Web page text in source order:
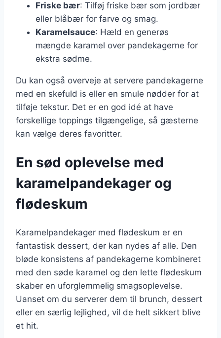
Friske bær: Tilføj friske bær som jordbær
eller blåbær for farve og smag.
Karamelsauce: Hæld en generøs
mængde karamel over pandekagerne for
ekstra sødme.
Du kan også overveje at servere pandekagerne
med en skefuld is eller en smule nødder for at
tilføje tekstur. Det er en god idé at have
forskellige toppings tilgængelige, så gæsterne
kan vælge deres favoritter.
En sød oplevelse med
karamelpandekager og
flødeskum
Karamelpandekager med flødeskum er en
fantastisk dessert, der kan nydes af alle. Den
bløde konsistens af pandekagerne kombineret
med den søde karamel og den lette flødeskum
skaber en uforglemmelig smagsoplevelse.
Uanset om du serverer dem til brunch, dessert
eller en særlig lejlighed, vil de helt sikkert blive
et hit.